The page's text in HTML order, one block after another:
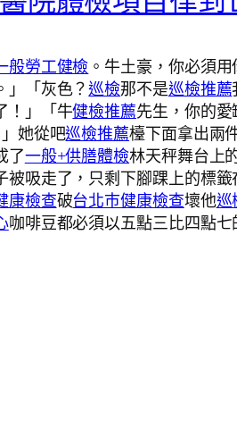
般勞工健檢 。牛土豪，你必須
」「灰色？巡檢那不是巡檢推薦
！」「牛健檢推薦先生，你的
她從吧巡檢推薦檯下面拿出兩
了一般+供膳體檢林天秤舞台上
吸走了，只剩下腳踝上的標籤
康檢查破台北巿健康檢查壞他巡
咖啡豆都必須以五點三比四點七